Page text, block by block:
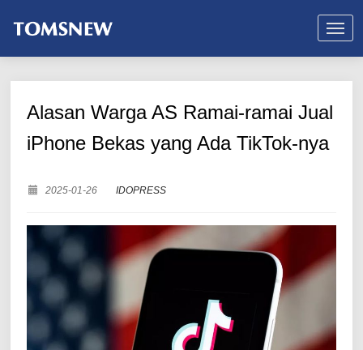
Alasan Warga AS Ramai-ramai Jual
iPhone Bekas yang Ada TikTok-nya
2025-01-26 IDOPRESS